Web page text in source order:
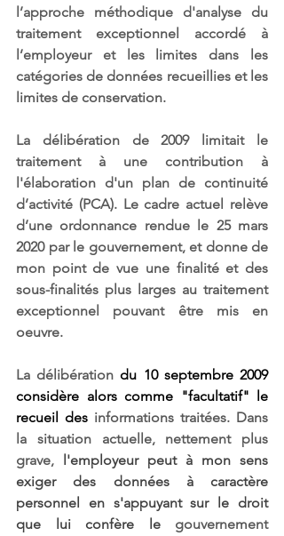
l’approche méthodique d'analyse du
traitement exceptionnel accordé à
l’employeur et les limites dans les
catégories de données recueillies et les
limites de conservation.
La délibération de 2009 limitait le
traitement à une contribution à
l'élaboration d'un plan de continuité
d’activité (PCA). Le cadre actuel relève
d’une ordonnance rendue le 25 mars
2020 par le gouvernement, et donne de
mon point de vue une finalité et des
sous-finalités plus larges au traitement
exceptionnel pouvant être mis en
oeuvre.
La délibération du 10 septembre 2009
considère alors comme "facultatif" le
recueil des informations traitées. Dans
la situation actuelle, nettement plus
grave, l'employeur peut à mon sens
exiger des données à caractère
personnel en s'appuyant sur le droit
que lui confère le
gouvernement